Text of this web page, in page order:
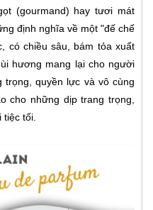
(gourmand) hay tươi mát
định nghĩa về một "đế chế
có chiều sâu, bám tỏa xuất
hương mang lại cho người
trọng, quyền lực và vô cùng
cho những dịp trang trọng,
tiệc tối.